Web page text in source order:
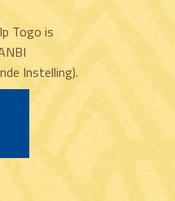
Togo is
Instelling).